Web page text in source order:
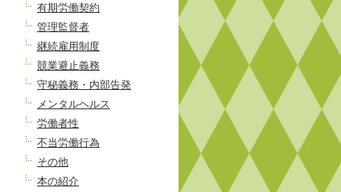
有期労働契約
管理監督者
継続雇用制度
競業避止義務
守秘義務・内部告発
メンタルヘルス
労働者性
不当労働行為
その他
本の紹介